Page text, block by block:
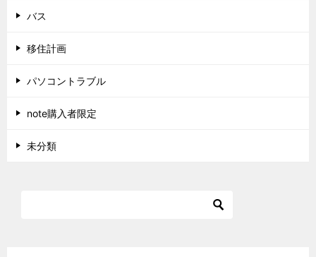
バス
移住計画
パソコントラブル
note購入者限定
未分類